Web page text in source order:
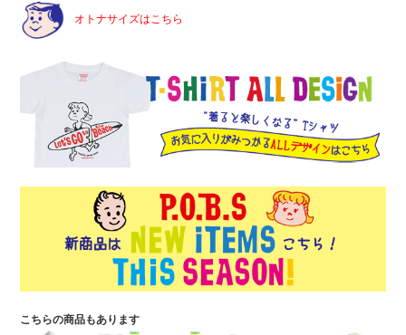
オトナサイズはこちら
こちらの商品もあります